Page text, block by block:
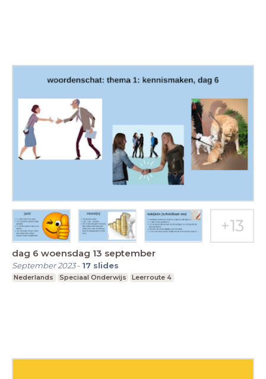
dag 6 woensdag 13 september
September 2023- 17 slides
Nederlands Speciaal Onderwijs Leerroute 4